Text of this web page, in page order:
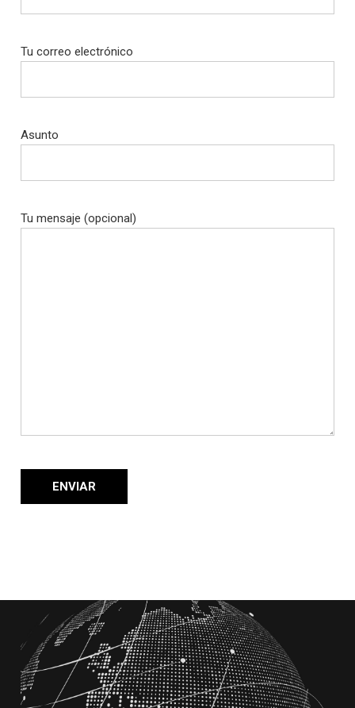
Tu correo electrónico
Asunto
Tu mensaje (opcional)